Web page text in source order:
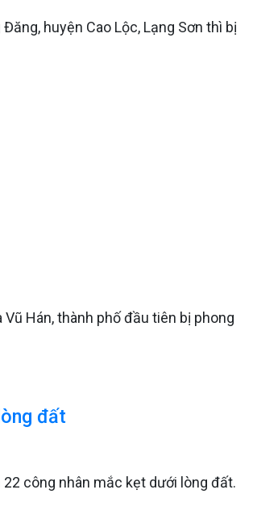
huyện Cao Lộc, Lạng Sơn thì bị
Hán, thành phố đầu tiên bị phong
đất
công nhân mắc kẹt dưới lòng đất.